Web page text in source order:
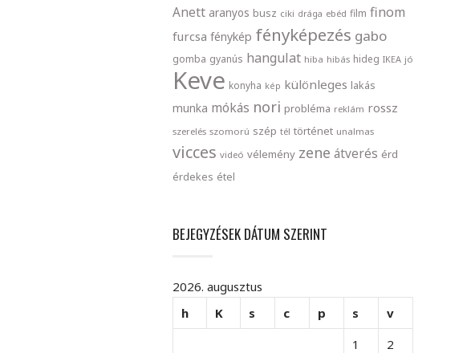
Anett aranyos busz ciki drága ebéd film finom
furcsa fénykép fényképezés gabo
gomba gyanús hangulat hiba hibás hideg IKEA jó
Keve konyha kép különleges lakás
munka mókás nori probléma reklám rossz
szerelés szomorú szép tél történet unalmas
vicces videó vélemény zene átverés érd
érdekes étel
BEJEGYZÉSEK DÁTUM SZERINT
2026. augusztus
h
K s c p s
v
1
2